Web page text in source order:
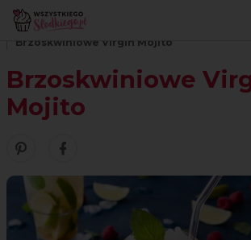
Strona główna
Brzoskwiniowe Virgin Mojito
Brzoskwiniowe
Mojito
Zobacz nasze piny w serwisie
Udostępnij ten przepis w